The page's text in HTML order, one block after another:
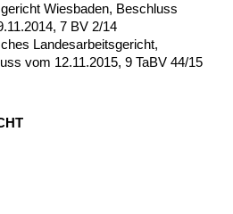
Wiesbaden, Beschluss
7 BV 2/14
Landesarbeitsgericht,
vom 12.11.2015, 9 TaBV 44/15